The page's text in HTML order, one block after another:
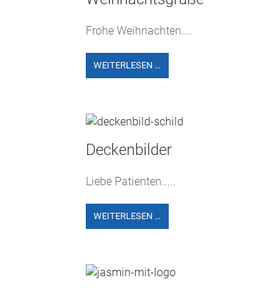
Frohe Weihnachten....
WEITERLESEN …
Deckenbilder
Liebe Patienten.....
WEITERLESEN …